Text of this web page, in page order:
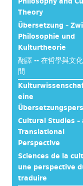
Theory
Übersetzung –
Philosophie und
Kulturtheorie
翻譯 -- 在哲學與文
間
eine
Cultural Studies –
Translational
Perspective
Sciences de la
une perspective
traduire